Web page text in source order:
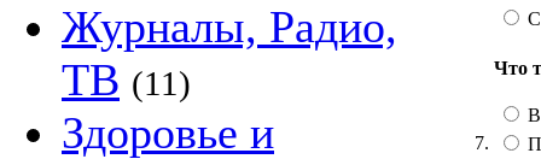
Журналы, Радио,
ТВ (11)
Здоровье и
7.
Что